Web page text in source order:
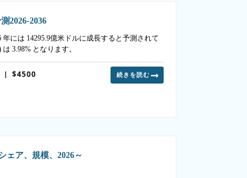
2026-2036
には 14295.9億米ドルに成長すると予測されて
3.98% となります。
| $4500 続きを読む
ェア、規模、2026～